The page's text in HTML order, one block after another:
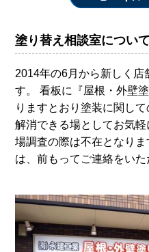
塗り替え相談室について
2014年の6月から新しく店
す。 看板に『屋根・外壁
りますとおり塗装に関し
解消できる場としてお気
場調査の際は不在となり
は、前もってご連絡をいた